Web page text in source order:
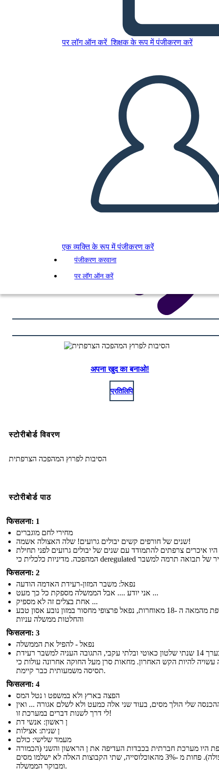
पर लॉग ऑन करें शिक्षक के रूप में पंजीकरण करें
एक व्यक्ति के रूप में पंजीकरण करें
पंजीकरण करवाना
पर लॉग ऑन करें
הסיבות לפרוץ המהפכה הצרפתית
स्लाइड शो चलाएं
मुझे पढ़कर सुनाओ
अपना खुद का बनाओ!
प्रतिलिपि
स्टोरीबोर्ड विवरण
הסיבות לפרוץ המהפכה הצרפתית
स्टोरीबोर्ड पाठ
फिसलना: 1
מחירי לחם מוגברים
שנים של חורפים קשים יבולים גרועים! שלה האצולה אשמה!
היו איכרים צרפתים להתמודד עם שנים של יבולים גרועים לפני תחילת
फिसलना: 2
נפאל: משבר המזון-רעידת האדמה הודעה
אני יודע .... אבל הממשלה מספקת כל כך מעט ...
אחת בצלים זה לא מספיק ...
כמו צרפת מהמאה ה -18 מאוחרות, נפאל פרצופי מחסור במזון נובע אסון טבע
והחלטות ממשלה עניות
फिसलना: 3
נפאל - להפיל את הממשלה
אחרי בערך 14 שנתי שלטון כאוטי ובלתי עקבי, התגובה העניה למשבר רעידת
להיות הקש האחרון. מחאות סרן מעל החוקה אחרונה עולות כי
תסיסה משמעותית כבר קיימת.
फिसलना: 4
הפצה בארץ ולא במשפט ו נטל המס
שלי הולך מסים, בעוד שני אלה כמעט ולא לשלם אגורה ... ואין
לי דרך לשנות דברים במערכת זו!
ן ראשון: אנשי דת
ן שנית: אצילות
מעמד שלישי: כולם
היו מערכת חברתית בכבדות העדיפה את ן הראשון והשני (הכמורה
והאצולה). פחות מ -3% מהאוכלוסייה, שתי הקבוצות האלה לא ישלמו מסים
ומבוקר הממשלה.